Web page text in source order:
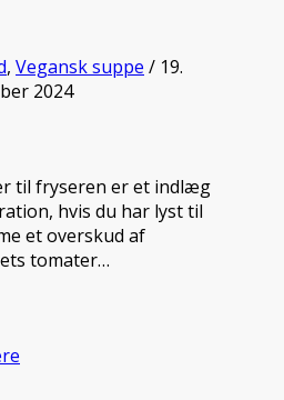
, Vegansk suppe / 19.
2024
til fryseren er et indlæg
hvis du har lyst til
et overskud af
tomater…